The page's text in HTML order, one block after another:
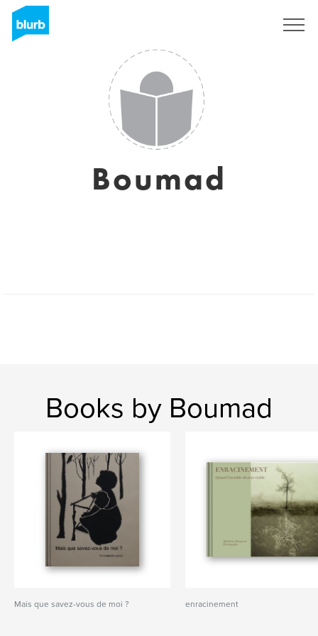
Boumad
Books by Boumad
Mais que savez-vous de moi ? enracinement